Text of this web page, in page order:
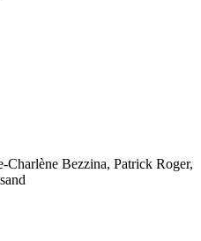
Bezzina, Patrick Roger,